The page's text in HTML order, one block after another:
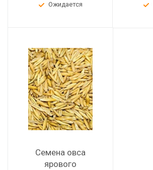
Ожидается
Семена овса
ярового